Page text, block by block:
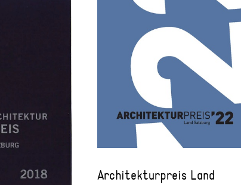
Architekturpreis Land